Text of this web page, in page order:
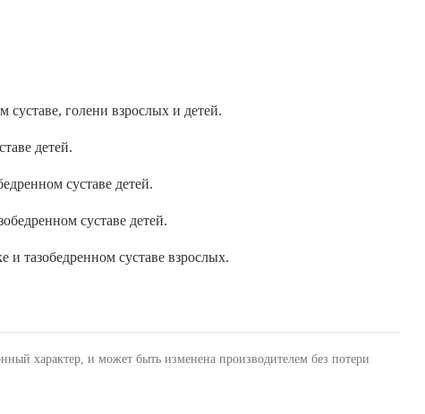
голени взрослых и детей.
детей.
суставе детей.
суставе детей.
и тазобедренном суставе взрослых.
характер, и может быть изменена производителем без потери